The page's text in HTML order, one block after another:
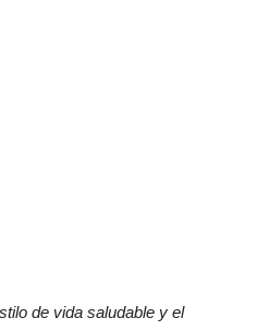
de vida saludable y el